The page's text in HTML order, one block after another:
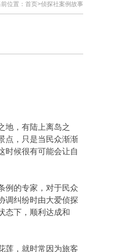
位置： 首页>侦探社案例故事
地，有陆上离岛之
点，只是当民众渐渐
时候很有可能会让自
例的专家，对于民众
调纠纷时由大爱侦探
态下，顺利达成和
莲，就时常因为旅客